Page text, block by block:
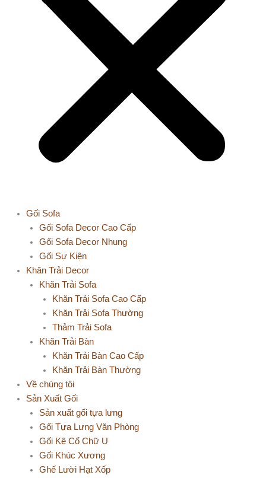
Gối Sofa
Gối Sofa Decor Cao Cấp
Gối Sofa Decor Nhung
Gối Sự Kiện
Khăn Trải Decor
Khăn Trải Sofa
Khăn Trải Sofa Cao Cấp
Khăn Trải Sofa Thường
Thảm Trải Sofa
Khăn Trải Bàn
Khăn Trải Bàn Cao Cấp
Khăn Trải Bàn Thường
Về chúng tôi
Sản Xuất Gối
Sản xuất gối tựa lưng
Gối Tựa Lưng Văn Phòng
Gối Kê Cổ Chữ U
Gối Khúc Xương
Ghế Lười Hạt Xốp